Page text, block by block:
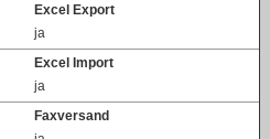
Excel Export
ja
Excel Import
ja
Faxversand